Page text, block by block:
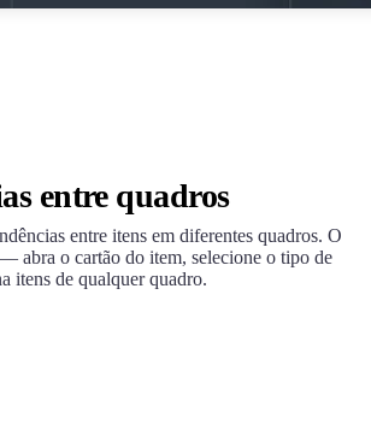
entre quadros
entre itens em diferentes quadros. O
abra o cartão do item, selecione o tipo de
itens de qualquer quadro.